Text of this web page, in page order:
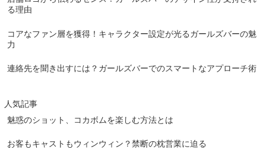
る理由
コアなファン層を獲得！キャラクター設定が光るガールズバーの魅
力
連絡先を聞き出すには？ガールズバーでのスマートなアプローチ術
人気記事
魅惑のショット、コカボムを楽しむ方法とは
お客もキャストもウィンウィン？禁断の枕営業に迫る